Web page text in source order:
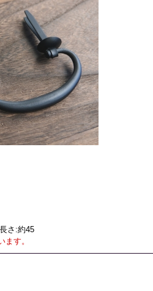
さ:約45
す。